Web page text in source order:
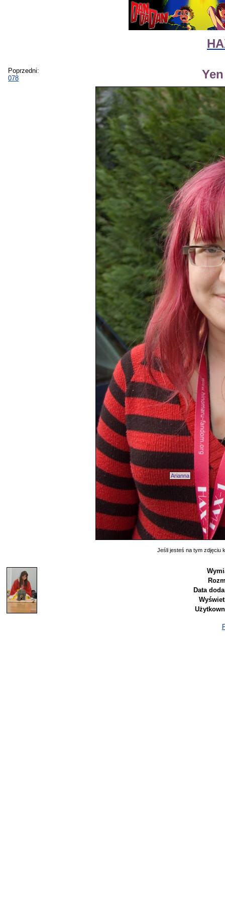
Poprzedni:
078
Arianna
Jeśli jesteś na tym zdjęciu
Data